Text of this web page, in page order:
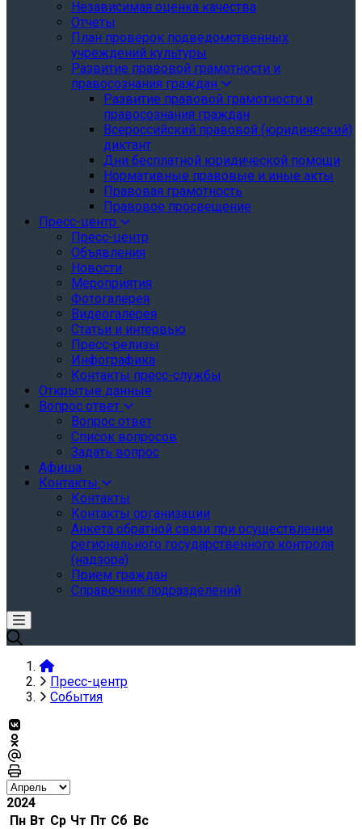
Независимая оценка качества
Отчеты
План проверок подведомственных
учреждений культуры
Развитие правовой грамотности и
правосознания граждан
Развитие правовой грамотности и
правосознания граждан
Всероссийский правовой (юридический)
диктант
Дни бесплатной юридической помощи
Нормативные правовые и иные акты
Правовая грамотность
Правовое просвещение
Пресс-центр
Пресс-центр
Объявления
Новости
Мероприятия
Фотогалерея
Видеогалерея
Статьи и интервью
Пресс-релизы
Инфографика
Контакты пресс-службы
Открытые данные
Вопрос ответ
Вопрос ответ
Список вопросов
Задать вопрос
Афиша
Контакты
Контакты
Контакты организации
Анкета обратной связи при осуществлении
регионального государственного контроля
(надзора)
Прием граждан
Справочник подразделений
Пресс-центр
События
2024
Пн Вт Ср Чт Пт Сб Вс